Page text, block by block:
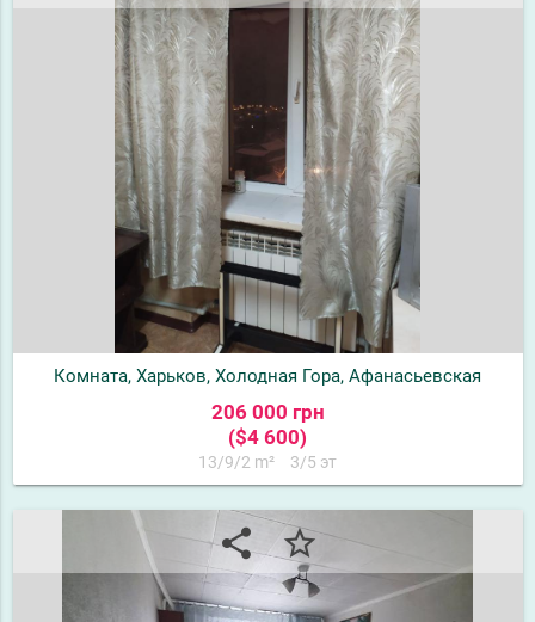
Комната, Харьков, Холодная Гора, Афанасьевская
206 000 грн
($4 600)
13/9/2 m² 3/5 эт
share star_border